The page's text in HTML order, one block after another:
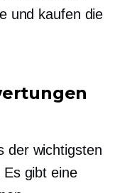
und kaufen die
der wichtigsten
gibt eine